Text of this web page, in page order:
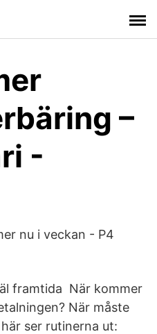
–
-
nu i veckan - P4
framtida När kommer
När måste
ser rutinerna ut: